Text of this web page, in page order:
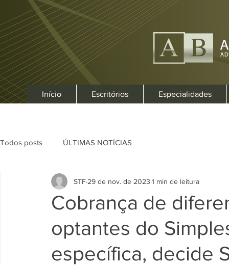
Início Escritórios Especialidades
Todos posts ÚLTIMAS NOTÍCIAS
Cobrança de
optantes do
específica, decide
STF 29 de nov. de 2023 1 min de leitura